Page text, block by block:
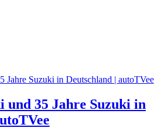
und 35 Jahre Suzuki in